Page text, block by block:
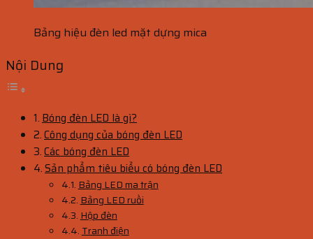
Bảng hiệu đèn led mặt dựng mica
Nội Dung
Bóng đèn LED là gì?
Công dụng của bóng đèn LED
Các bóng đèn LED
Sản phẩm tiêu biểu có bóng đèn LED
Bảng LED ma trận
Bảng LED ruồi
Hộp đèn
Tranh điện